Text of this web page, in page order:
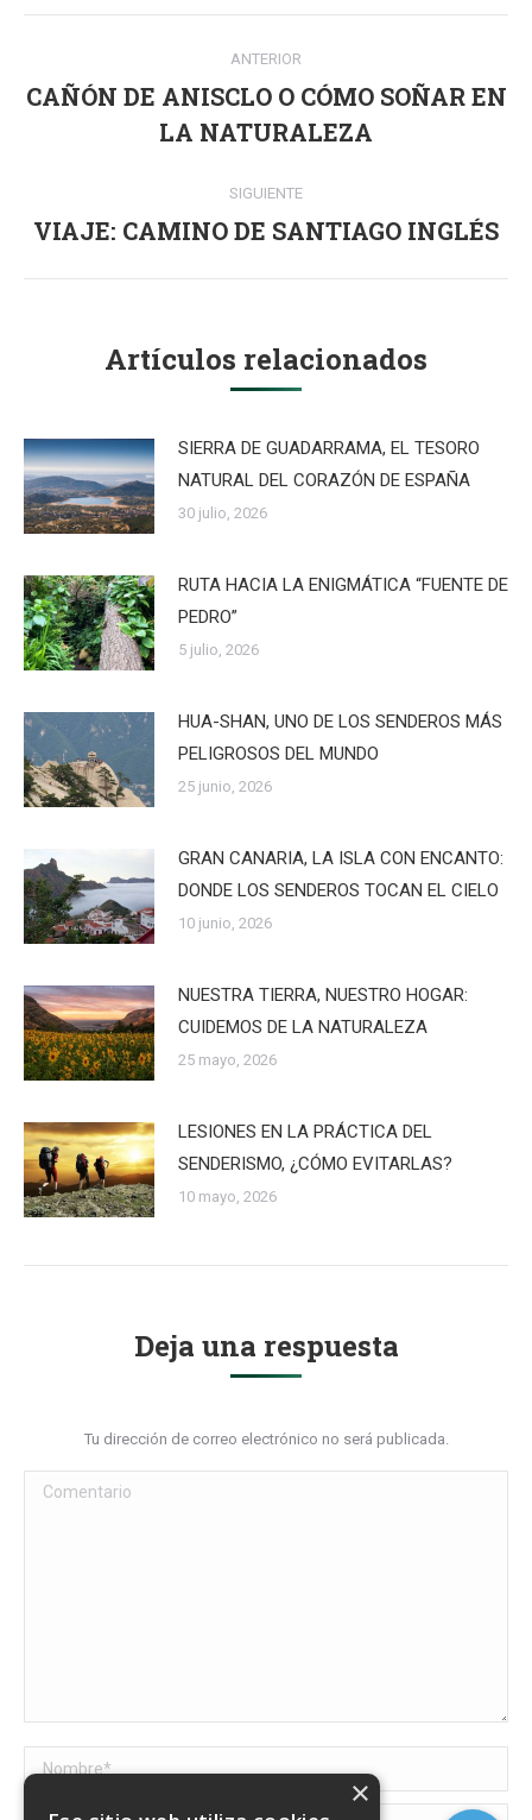
Navegación
entre
publicaciones
ANTERIOR
Publicación
anterior:
CAÑÓN DE ANISCLO O CÓMO SOÑAR EN
LA NATURALEZA
SIGUIENTE
Publicación
VIAJE: CAMINO DE SANTIAGO INGLÉS
Artículos relacionados
SIERRA DE GUADARRAMA, EL TESORO
NATURAL DEL CORAZÓN DE ESPAÑA
30 julio, 2026
RUTA HACIA LA ENIGMÁTICA “FUENTE DE
PEDRO”
5 julio, 2026
HUA-SHAN, UNO DE LOS SENDEROS MÁS
PELIGROSOS DEL MUNDO
25 junio, 2026
GRAN CANARIA, LA ISLA CON ENCANTO:
DONDE LOS SENDEROS TOCAN EL CIELO
10 junio, 2026
NUESTRA TIERRA, NUESTRO HOGAR:
CUIDEMOS DE LA NATURALEZA
25 mayo, 2026
LESIONES EN LA PRÁCTICA DEL
SENDERISMO, ¿CÓMO EVITARLAS?
10 mayo, 2026
Deja una respuesta
Tu dirección de correo electrónico no será publicada.
Comentario
Nombre *
×